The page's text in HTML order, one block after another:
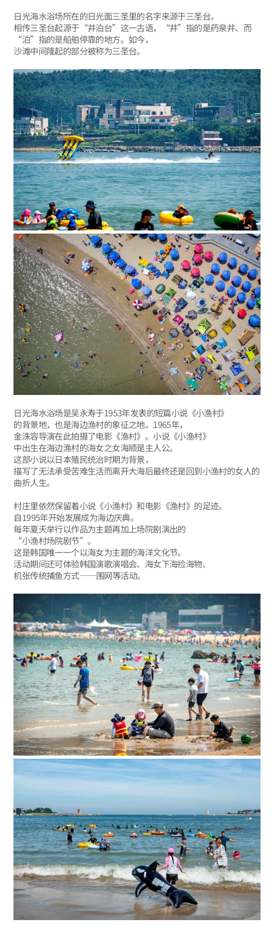
日光海水浴场所在的日光面三圣里的名字来源于三圣台。
相传三圣台起源于“井泊台”这一古语，“井”指的是药泉井、而
“泊”指的是船舶停靠的地方。如今，
沙滩中间隆起的部分被称为三圣台。
日光海水浴场是吴永寿于1953年发表的短篇小说《小渔村》
的背景地，也是海边渔村的象征之地。1965年，
金洙容导演在此拍摄了电影《渔村》。小说《小渔村》
中出生在海边渔村的海女之女海顺是主人公。
这部小说以日本殖民统治时期为背景，
描写了无法承受苦难生活而离开大海后最终还是回到小渔村的女人的
曲折人生。
村庄里依然保留着小说《小渔村》和电影《渔村》的足迹。
自1995年开始发展成为海边庆典。
每年夏天举行以作品为主题再加上场院剧演出的
“小渔村场院剧节”。
这是韩国唯一一个以海女为主题的海洋文化节。
活动期间还可体验韩国演歌演唱会、海女下海捡海物、
机张传统捕鱼方式——围网等活动。